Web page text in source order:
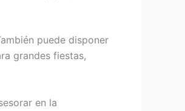
puede disponer
grandes fiestas,
en la